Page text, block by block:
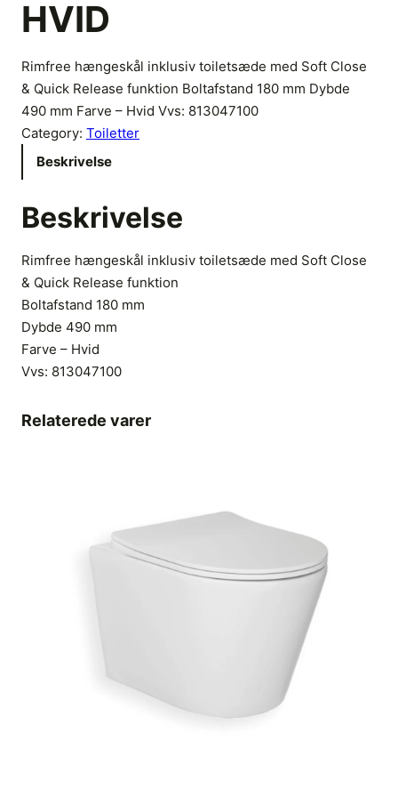
HVID
Rimfree hængeskål inklusiv toiletsæde med Soft Close
& Quick Release funktion Boltafstand 180 mm Dybde
490 mm Farve – Hvid Vvs: 813047100
Category: Toiletter
Beskrivelse
Beskrivelse
Rimfree hængeskål inklusiv toiletsæde med Soft Close
& Quick Release funktion
Boltafstand 180 mm
Dybde 490 mm
Farve – Hvid
Vvs: 813047100
Relaterede varer